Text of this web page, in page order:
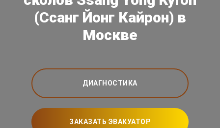
(Ссанг Йонг Кайрон) в
Москве
ДИАГНОСТИКА
ЗАКАЗАТЬ ЭВАКУАТОР